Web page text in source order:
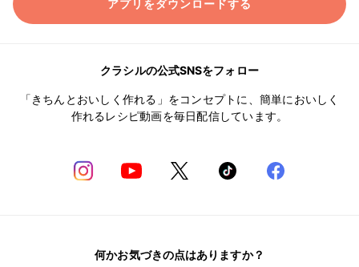
アプリをダウンロードする
クラシルの公式SNSをフォロー
「きちんとおいしく作れる」をコンセプトに、簡単においしく
作れるレシピ動画を毎日配信しています。
何かお気づきの点はありますか？